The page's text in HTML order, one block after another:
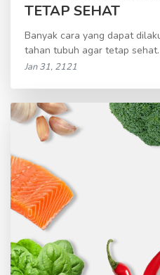
TIPS MENJAGA
TETAP SEHAT
Banyak cara yang dapat
tahan tubuh agar tetap sehat.